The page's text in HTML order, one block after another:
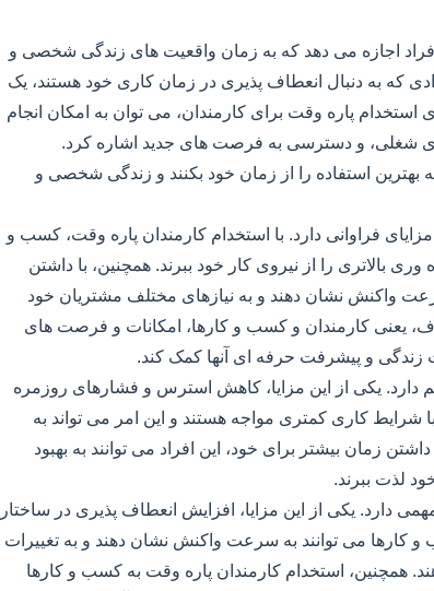
اجازه می دهد که به زمان واقعیت های زندگی شخصی و
که به دنبال انعطاف پذیری در زمان کاری خود هستند، یک
پاره وقت برای کارمندان، می توان به امکان انجام
شغلی، و دسترسی به فرصت های جدید اشاره کرد.
بهترین استفاده را از زمان خود بکنند و زندگی شخصی و
فراوانی دارد. با استخدام کارمندان پاره وقت، کسب و
بالاتری را از نیروی کار خود ببرند. همچنین، با داشتن
واکنش نشان دهند و به نیازهای مختلف مشتریان خود
یعنی کارمندان و کسب و کارها، امکانات و فرصت های
زندگی و پیشرفت حرفه ای آنها کمک کند.
دارد. یکی از این مزایا، کاهش استرس و فشارهای روزمره
شرایط کاری کمتری مواجه هستند و این امر می تواند به
زمان بیشتر برای خود، این افراد می توانند به بهبود
لذت ببرند.
دارد. یکی از این مزایا، افزایش انعطاف پذیری در ساختار
کارها می توانند به سرعت واکنش نشان دهند و به تغییرات
همچنین، استخدام کارمندان پاره وقت به کسب و کارها